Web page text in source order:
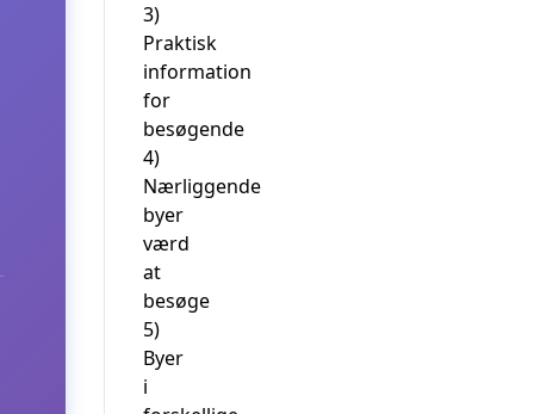
3)
Praktisk
information
for
besøgende
4)
Nærliggende
byer
værd
at
besøge
5)
Byer
i